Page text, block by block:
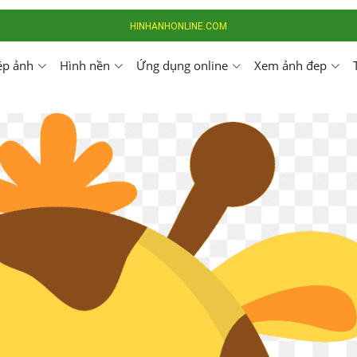
HINHANHONLINE.COM
ảnh Hình nền Ứng dụng online Xem ảnh đep